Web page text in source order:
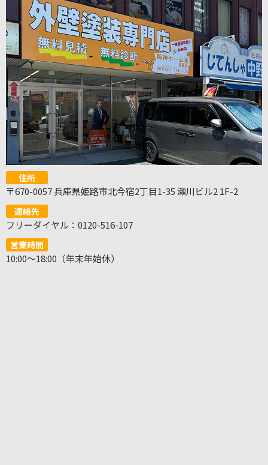
住所
〒670-0057 兵庫県姫路市北今宿2丁目1-35 瀬川ビル2 1F-2
連絡先
フリーダイヤル：0120-516-107
営業時間
10:00～18:00（年末年始休）